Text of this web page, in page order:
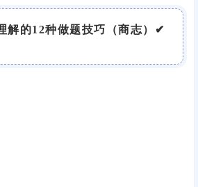
解的12种做题技巧（商志）✔